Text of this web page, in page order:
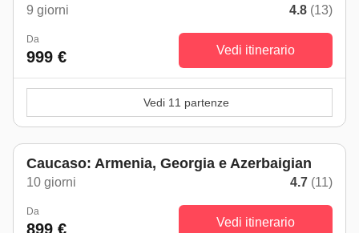
9 giorni 4.8 (13)
Da
999 € Vedi itinerario
Vedi 11 partenze
Caucaso: Armenia, Georgia e Azerbaigian
10 giorni 4.7 (11)
Da
899 € Vedi itinerario